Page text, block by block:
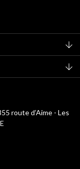
route d’Aime - Les